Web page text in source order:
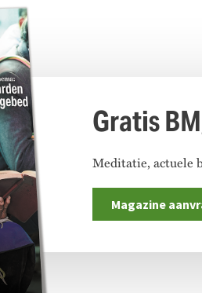
Gratis
Meditatie, actuele
Magazine